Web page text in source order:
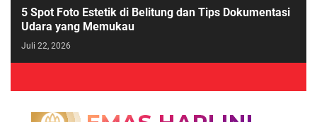
5 Spot Foto Estetik di Belitung dan Tips Dokumentasi
Udara yang Memukau
Juli 22, 2026